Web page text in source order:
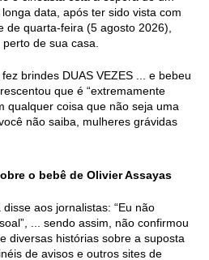
data, após ter sido vista com
de quarta-feira (5 agosto 2026),
de sua casa.
brindes DUAS VEZES ... e bebeu
que é “extremamente
qualquer coisa que não seja uma
não saiba, mulheres grávidas
o bebê de Olivier Assayas
aos jornalistas: “Eu não
... sendo assim, não confirmou
diversas histórias sobre a suposta
de avisos e outros sites de